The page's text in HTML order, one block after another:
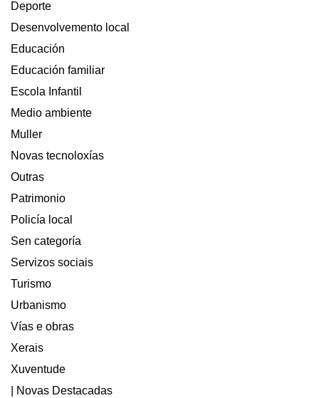
Deporte
Desenvolvemento local
Educación
Educación familiar
Escola Infantil
Medio ambiente
Muller
Novas tecnoloxías
Outras
Patrimonio
Policía local
Sen categoría
Servizos sociais
Turismo
Urbanismo
Vías e obras
Xerais
Xuventude
| Novas Destacadas